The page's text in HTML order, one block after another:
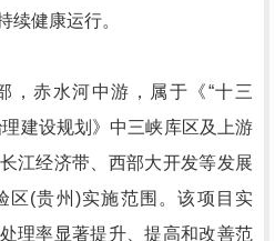
续健康运行。
赤水河中游，属于《“十三
建设规划》中三峡库区及上游
江经济带、西部大开发等发展
区(贵州)实施范围。该项目实
理率显著提升、提高和改善范